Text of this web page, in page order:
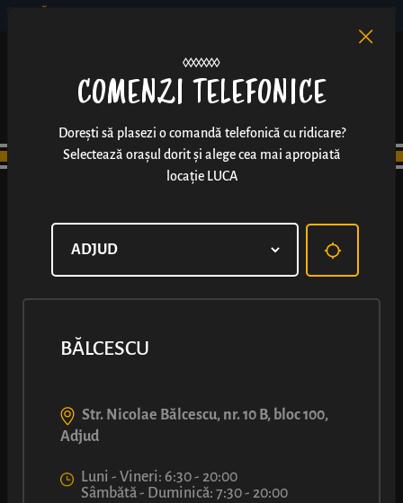
COMENZI TELEFONICE
Dorești să plasezi o comandă telefonică cu ridicare?
Selectează orașul dorit și alege cea mai apropiată
locație LUCA
BĂLCESCU
Str. Nicolae Bălcescu, nr. 10 B, bloc 100,
Adjud
Luni - Vineri: 6:30 - 20:00
Sâmbătă - Duminică: 7:30 - 20:00